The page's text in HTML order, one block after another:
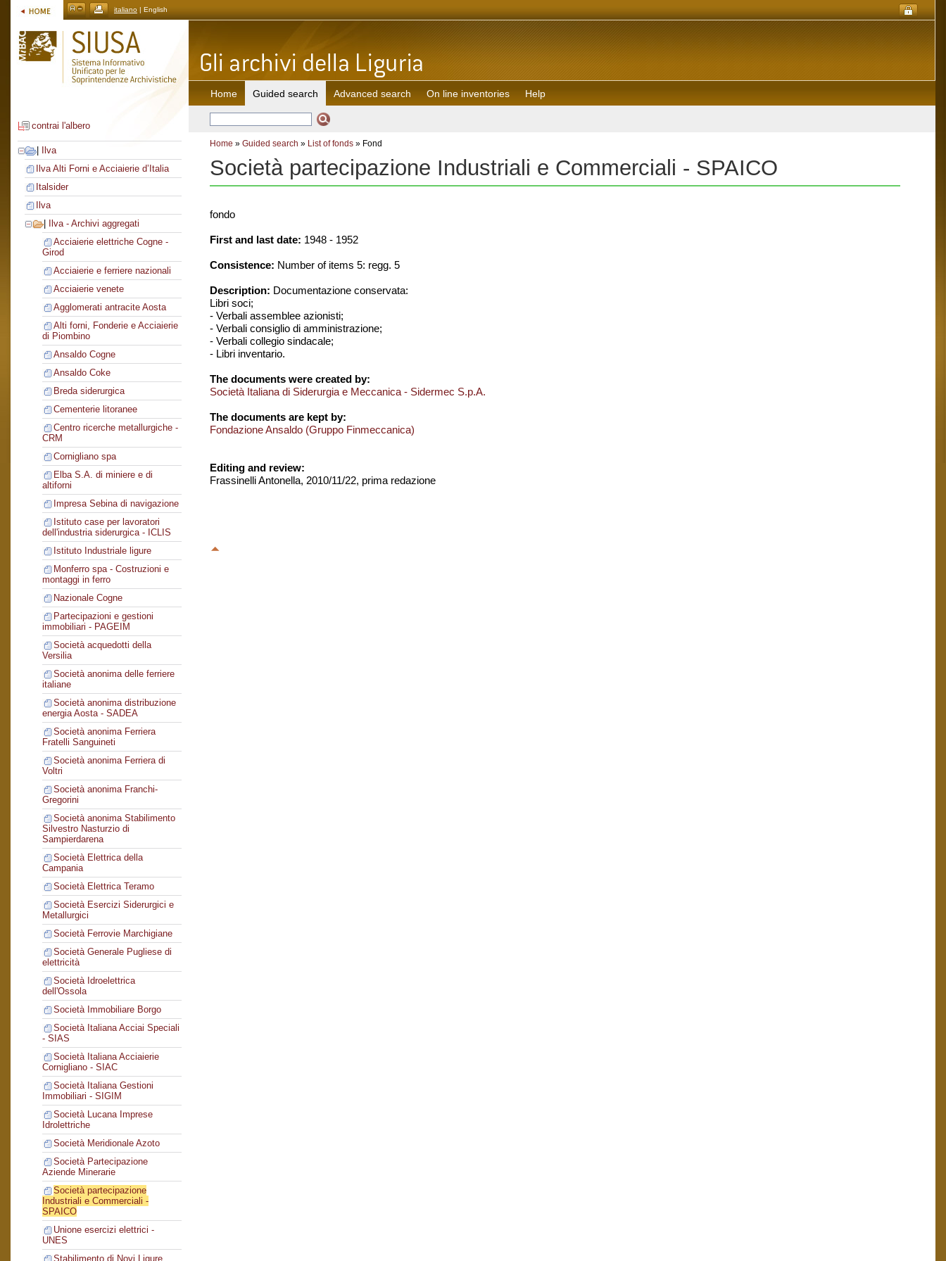
italiano | English
contrai l'albero
Ilva
Ilva Alti Forni e Acciaierie d’Italia
Italsider
Ilva
Ilva - Archivi aggregati
Acciaierie elettriche Cogne -
Girod
Acciaierie e ferriere nazionali
Acciaierie venete
Agglomerati antracite Aosta
Alti forni, Fonderie e Acciaierie
di Piombino
Ansaldo Cogne
Ansaldo Coke
Breda siderurgica
Cementerie litoranee
Centro ricerche metallurgiche -
CRM
Cornigliano spa
Elba S.A. di miniere e di
altiforni
Impresa Sebina di navigazione
Istituto case per lavoratori
dell'industria siderurgica - ICLIS
Istituto Industriale ligure
Monferro spa - Costruzioni e
montaggi in ferro
Nazionale Cogne
Partecipazioni e gestioni
immobiliari - PAGEIM
Società acquedotti della
Versilia
Società anonima delle ferriere
italiane
Società anonima distribuzione
energia Aosta - SADEA
Società anonima Ferriera
Fratelli Sanguineti
Società anonima Ferriera di
Voltri
Società anonima Franchi-
Gregorini
Società anonima Stabilimento
Silvestro Nasturzio di
Sampierdarena
Società Elettrica della
Campania
Società Elettrica Teramo
Società Esercizi Siderurgici e
Metallurgici
Società Ferrovie Marchigiane
Società Generale Pugliese di
elettricità
Società Idroelettrica
dell'Ossola
Società Immobiliare Borgo
Società Italiana Acciai Speciali
- SIAS
Società Italiana Acciaierie
Cornigliano - SIAC
Società Italiana Gestioni
Immobiliari - SIGIM
Società Lucana Imprese
Idrolettriche
Società Meridionale Azoto
Società Partecipazione
Aziende Minerarie
Società partecipazione
Industriali e Commerciali -
SPAICO
Unione esercizi elettrici -
UNES
Stabilimento di Novi Ligure
Home Guided search Advanced search On line inventories Help
Home » Guided search » List of fonds » Fond
Società partecipazione Industriali e Commerciali - SPAICO
fondo
First and last date: 1948 - 1952
Consistence: Number of items 5: regg. 5
Description: Documentazione conservata:
Libri soci;
- Verbali assemblee azionisti;
- Verbali consiglio di amministrazione;
- Verbali collegio sindacale;
- Libri inventario.
The documents were created by:
Società Italiana di Siderurgia e Meccanica - Sidermec S.p.A.
The documents are kept by:
Fondazione Ansaldo (Gruppo Finmeccanica)
Editing and review:
Frassinelli Antonella, 2010/11/22, prima redazione